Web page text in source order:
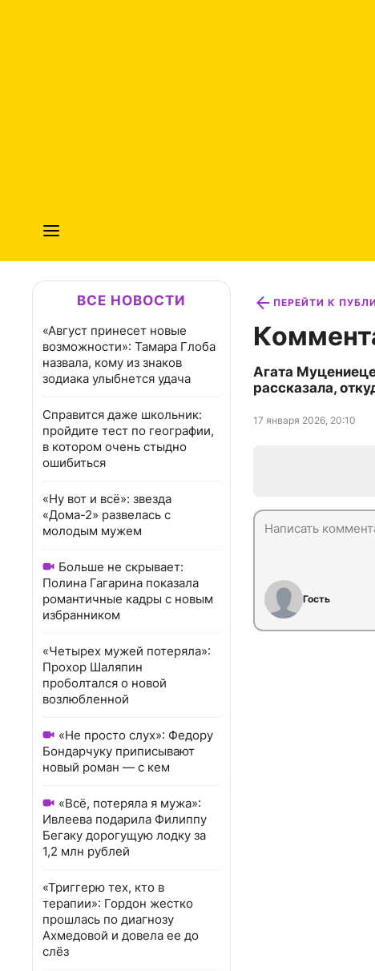
ВСЕ НОВОСТИ
«Август принесет новые
возможности»: Тамара Глоба
назвала, кому из знаков
зодиака улыбнется удача
Справится даже школьник:
пройдите тест по географии,
в котором очень стыдно
ошибиться
«Ну вот и всё»: звезда
«Дома-2» развелась с
молодым мужем
Больше не скрывает:
Полина Гагарина показала
романтичные кадры с новым
избранником
«Четырех мужей потеряла»:
Прохор Шаляпин
проболтался о новой
возлюбленной
«Не просто слух»: Федору
Бондарчуку приписывают
новый роман — с кем
«Всё, потеряла я мужа»:
Ивлеева подарила Филиппу
Бегаку дорогущую лодку за
1,2 млн рублей
«Триггерю тех, кто в
терапии»: Гордон жестко
прошлась по диагнозу
Ахмедовой и довела ее до
слёз
ПЕРЕЙТИ К
Агата
рассказала,
17 января 2026, 20:10
Гость